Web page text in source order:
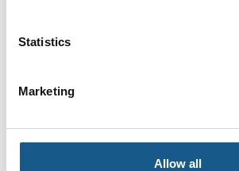
Statistics
Marketing
Allow all
Gå til hjemmeside